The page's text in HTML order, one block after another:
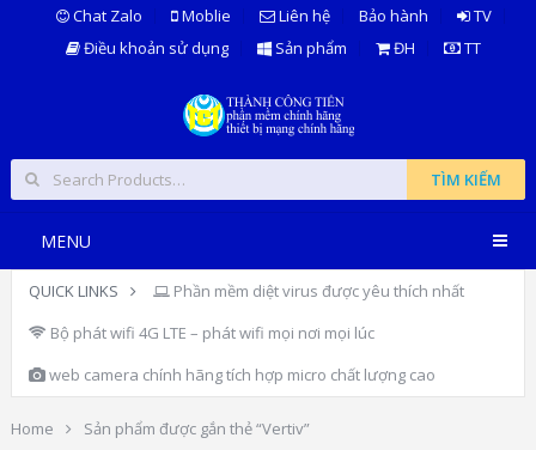
Chat Zalo Moblie Liên hệ Bảo hành
TV
Điều khoản sử dụng
Sản phẩm ĐH TT
TÌM KIẾM
MENU
QUICK LINKS
Phần mềm diệt virus được yêu thích nhất
Bộ phát wifi 4G LTE – phát wifi mọi nơi mọi lúc
web camera chính hãng tích hợp micro chất lượng cao
Home Sản phẩm được gắn thẻ “Vertiv”